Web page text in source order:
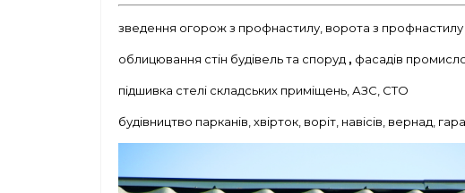
зведення огорож з профнастилу, ворота з профнастилу
облицювання стін будівель та споруд , фасадів
підшивка стелі складських приміщень, АЗС, СТО
будівництво парканів, хвірток, воріт, навісів, вернад,